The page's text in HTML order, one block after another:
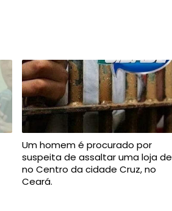
Um homem é procurado por
suspeita de assaltar uma loja de
no Centro da cidade Cruz, no
Ceará.